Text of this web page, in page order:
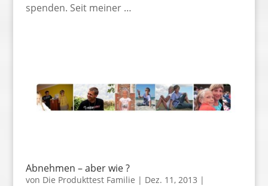
spenden. Seit meiner …
Abnehmen – aber wie ?
von Die Produkttest Familie | Dez. 11, 2013 |